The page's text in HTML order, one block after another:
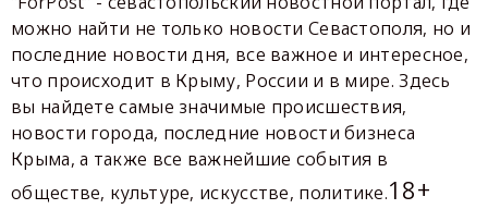
можно найти не только новости Севастополя, но и
последние новости дня, все важное и интересное,
что происходит в Крыму, России и в мире. Здесь
вы найдете самые значимые происшествия,
новости города, последние новости бизнеса
Крыма, а также все важнейшие события в
обществе, культуре, искусстве, политике.18+